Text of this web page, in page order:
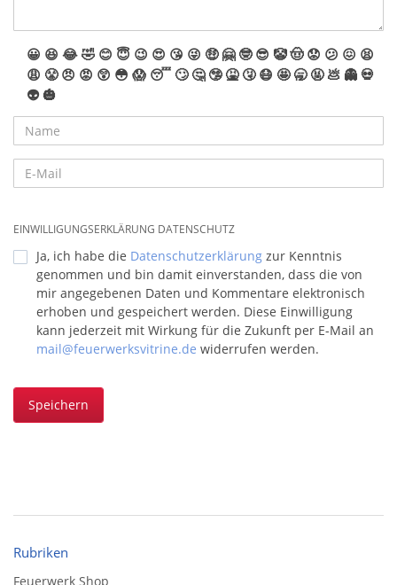
😀 😆 😂🤣 😊 😇 😉 😍 😘 😜 🤑 🤗 🤓 😎 🤡🤠 😟 😕 😖 😫
😩 😤 😠 😡 😲 😳 😱 😴 🙄 🤔 🤥 🤮 🤧 😷 🤩 🥱 🤬 💩 👻 💀
👽 🎃
EINWILLIGUNGSERKLÄRUNG DATENSCHUTZ
Ja, ich habe die Datenschutzerklärung zur Kenntnis
genommen und bin damit einverstanden, dass die von
mir angegebenen Daten und Kommentare elektronisch
erhoben und gespeichert werden. Diese Einwilligung
kann jederzeit mit Wirkung für die Zukunft per E-Mail an
mail@feuerwerksvitrine.de widerrufen werden.
Speichern
Rubriken
Feuerwerk Shop